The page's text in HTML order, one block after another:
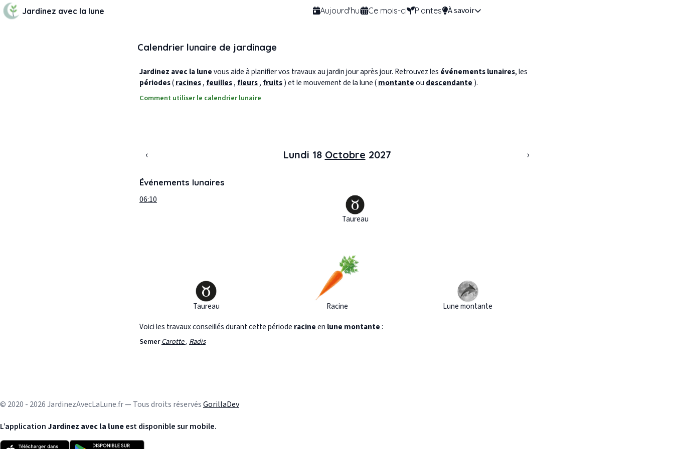
Jardinez avec la lune Aujourd'hui Ce mois-ci Plantes À savoir
Calendrier lunaire de jardinage
Jardinez avec la lunevous aide à planifier vos travaux au jardin jour après jour. Retrouvez les événements lunaires, les
périodes(racines, feuilles, fleurs, fruits) et le mouvement de la lune (montanteou descendante ).
Comment utiliser le calendrier lunaire
‹ Lundi 18 Octobre 2027 ›
Événements lunaires
06:10
Taureau
Taureau Racine
Lune montante
Voici les travaux conseillés durant cette période racineen lune montante:
SemerCarotte, Radis
© 2020 - 2026 JardinezAvecLaLune.fr — Tous droits réservésGorillaDev
L’application Jardinez avec la luneest disponible sur mobile.